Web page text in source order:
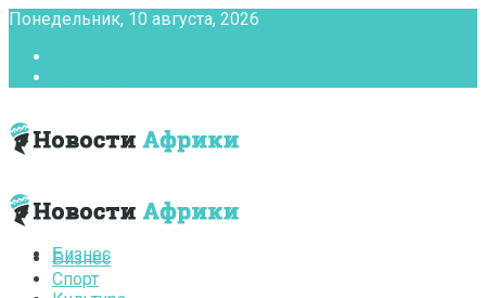
Понедельник, 10 августа, 2026
Бизнес
Бизнес
Спорт